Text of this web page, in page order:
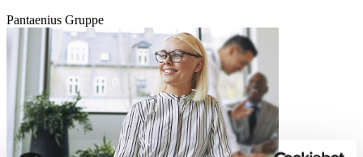
Pantaenius Gruppe